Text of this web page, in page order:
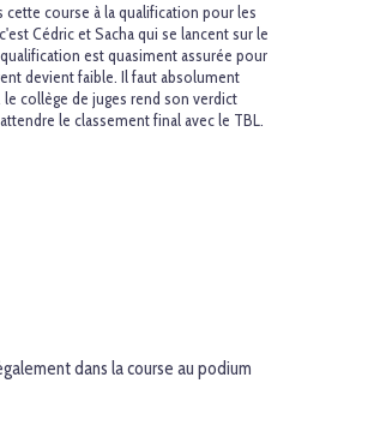
course à la qualification pour les
Cédric et Sacha qui se lancent sur le
est quasiment assurée pour
devient faible. Il faut absolument
collège de juges rend son verdict
le classement final avec le TBL.
dans la course au podium